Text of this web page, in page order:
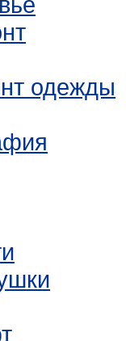
одежды